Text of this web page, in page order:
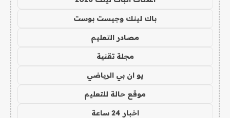
باك لينك وجيست بوست
مصادر التعليم
مجلة تقنية
يو ان بي الرياضي
موقع حالة للتعليم
اخبار 24 ساعة